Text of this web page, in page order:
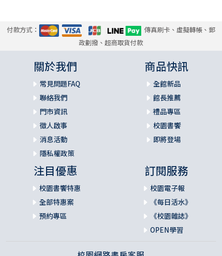
付款方式：
傳真刷卡、虛擬轉帳、郵
政劃撥、超商取貨付款
關於我們
常見問題FAQ
聯絡我們
門市資訊
徵人啟事
消息活動
隱私權政策
商品快訊
全館新品
館長推薦
禮品專區
校園書饗
即將登場
注目優惠
校園書饗特惠
全部特惠案
預約專區
訂閱服務
校園電子報
《每日活水》
《校園雜誌》
OPEN學習